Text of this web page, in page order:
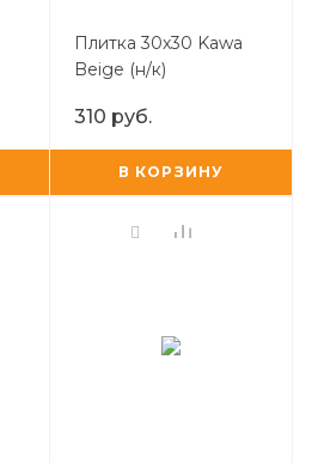
Плитка 30х30 Kawa
Beige (н/к)
310 руб.
В КОРЗИНУ